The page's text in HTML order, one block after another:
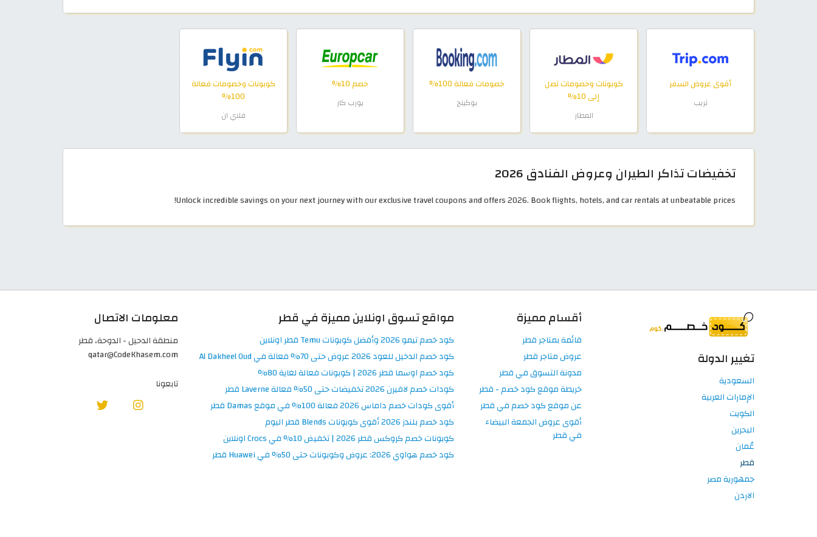
أقوى عروض السفر
تريب
كوبونات وخصومات تصل
إلى 10%
المطار
خصومات فعالة 100%
بوكينج
خصم 10%
يورب كار
كوبونات وخصومات فعالة
100%
فلاي ان
تخفيضات تذاكر الطيران وعروض الفنادق 2026
Unlock incredible savings on your next journey with our exclusive travel coupons and offers 2026. Book flights, hotels, and car rentals at unbeatable prices!
تغيير الدولة
السعودية
الإمارات العربية
الكويت
البحرين
عُمان
قطر
جمهورية مصر
الاردن
أقسام مميزة
قائمة بمتاجر قطر
عروض متاجر قطر
مدونة التسوق في قطر
خريطة موقع كود خصم - قطر
عن موقع كود خصم في قطر
أقوى عروض الجمعة البيضاء
في قطر
مواقع تسوق اونلاين مميزة في قطر
كود خصم تيمو 2026 وأفضل كوبونات Temu قطر اونلاين
كود خصم الدخيل للعود 2026 عروض حتى 70% فعالة في Al Dakheel Oud
كود خصم اوسما قطر 2026 | كوبونات فعالة لغاية 80%
كودات خصم لافيرن 2026 تخفيضات حتى 50% فعالة Laverne قطر
أقوى كودات خصم داماس 2026 فعالة 100% في موقع Damas قطر
كود خصم بلندز 2026 أقوى كوبونات Blends قطر اليوم
كوبونات خصم كروكس قطر 2026 | تخفيض 10% في Crocs اونلاين
كود خصم هواوي 2026: عروض وكوبونات حتى 50% في Huawei قطر
معلومات الاتصال
منطقة الدحيل - الدوحة، قطر
qatar@CodeKhasem.com
تابعونا